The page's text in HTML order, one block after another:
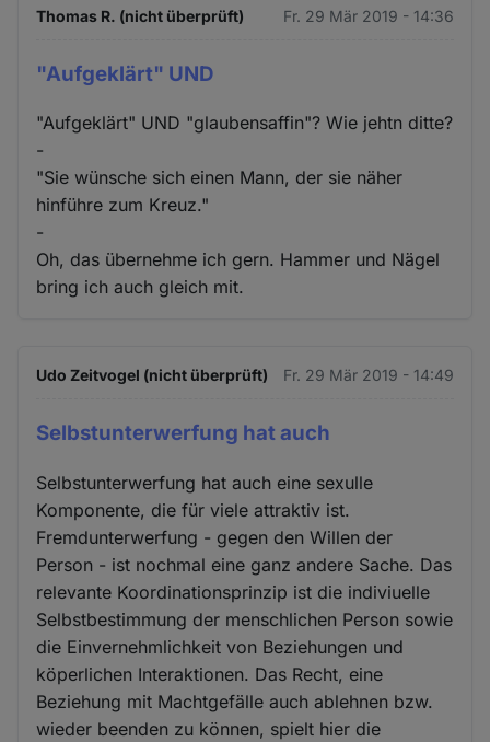
Thomas R. (nicht überprüft) Fr. 29 Mär 2019 - 14:36
"Aufgeklärt" UND
"Aufgeklärt" UND "glaubensaffin"? Wie jehtn ditte?
-
"Sie wünsche sich einen Mann, der sie näher
hinführe zum Kreuz."
-
Oh, das übernehme ich gern. Hammer und Nägel
bring ich auch gleich mit.
Udo Zeitvogel (nicht überprüft) Fr. 29 Mär 2019 - 14:49
Selbstunterwerfung hat auch
Selbstunterwerfung hat auch eine sexulle
Komponente, die für viele attraktiv ist.
Fremdunterwerfung - gegen den Willen der
Person - ist nochmal eine ganz andere Sache. Das
relevante Koordinationsprinzip ist die indiviuelle
Selbstbestimmung der menschlichen Person sowie
die Einvernehmlichkeit von Beziehungen und
köperlichen Interaktionen. Das Recht, eine
Beziehung mit Machtgefälle auch ablehnen bzw.
wieder beenden zu können, spielt hier die